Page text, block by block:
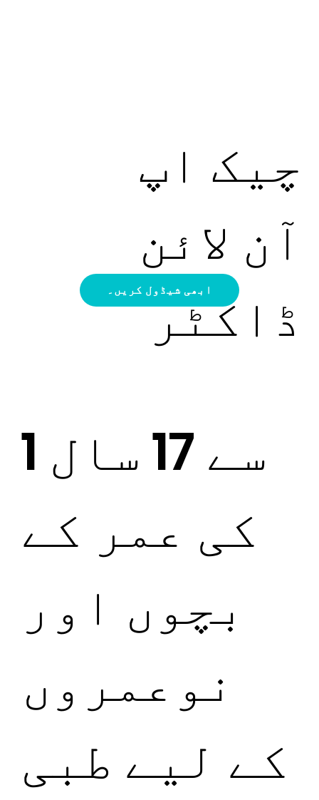
چیک اپ
آن لائن
ڈاکٹر
ابھی شیڈول کریں۔
1 سے 17 سال
کی عمر کے
بچوں اور
نوعمروں
کے لیے طبی